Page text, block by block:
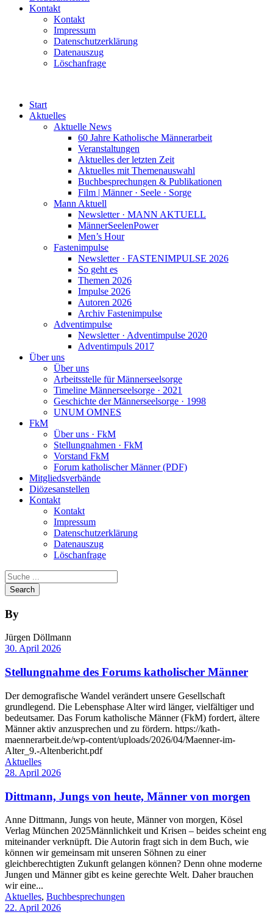
Kontakt
Kontakt
Impressum
Datenschutzerklärung
Datenauszug
Löschanfrage
Start
Aktuelles
Aktuelle News
60 Jahre Katholische Männerarbeit
Veranstaltungen
Aktuelles der letzten Zeit
Aktuelles mit Themenauswahl
Buchbesprechungen & Publikationen
Film | Männer · Seele · Sorge
Mann Aktuell
Newsletter · MANN AKTUELL
MännerSeelenPower
Men’s Hour
Fastenimpulse
Newsletter · FASTENIMPULSE 2026
So geht es
Themen 2026
Impulse 2026
Autoren 2026
Archiv Fastenimpulse
Adventimpulse
Newsletter · Adventimpulse 2020
Adventimpuls 2017
Über uns
Über uns
Arbeitsstelle für Männerseelsorge
Timeline Männerseelsorge · 2021
Geschichte der Männerseelsorge · 1998
UNUM OMNES
FkM
Über uns · FkM
Stellungnahmen · FkM
Vorstand FkM
Forum katholischer Männer (PDF)
Mitgliedsverbände
Diözesanstellen
Kontakt
Kontakt
Impressum
Datenschutzerklärung
Datenauszug
Löschanfrage
By
Jürgen Döllmann
30. April 2026
Stellungnahme des Forums katholischer Männer
Der demografische Wandel verändert unsere Gesellschaft
grundlegend. Die Lebensphase Alter wird länger, vielfältiger und
bedeutsamer. Das Forum katholische Männer (FkM) fordert, ältere
Männer aktiv anzusprechen und zu fördern. https://kath-
maennerarbeit.de/wp-content/uploads/2026/04/Maenner-im-
Alter_9.-Altenbericht.pdf
Aktuelles
28. April 2026
Dittmann, Jungs von heute, Männer von morgen
Anne Dittmann, Jungs von heute, Männer von morgen, Kösel
Verlag München 2025Männlichkeit und Krisen – beides scheint eng
miteinander verknüpft. Die Autorin fragt sich in dem Buch, wie
können wir gemeinsam mit unseren Söhnen zu einer
gleichberechtigten Zukunft gelangen können? Denn ohne moderne
Jungen und Männer gibt es keine gerechte Welt. Daher brauchen
wir eine...
Aktuelles, Buchbesprechungen
22. April 2026